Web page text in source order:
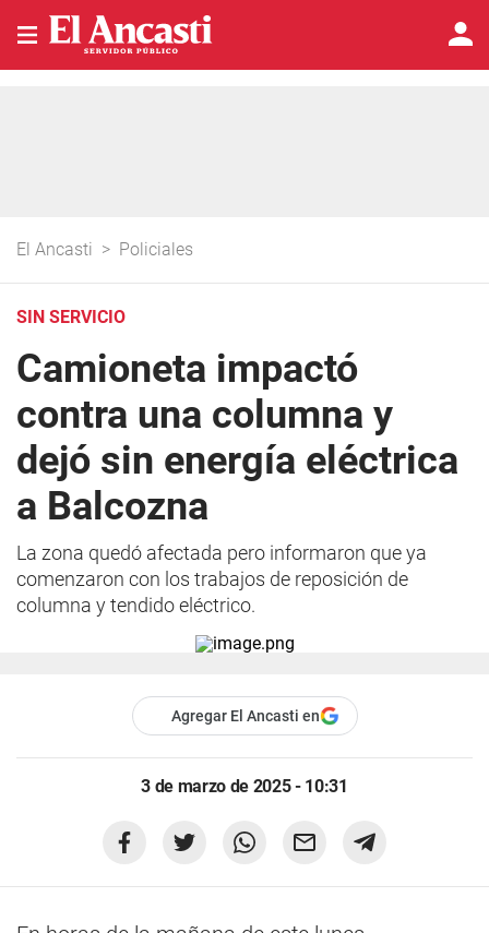
El Ancasti > Policiales
SIN SERVICIO
Camioneta impactó
contra una columna y
dejó sin energía eléctrica
a Balcozna
La zona quedó afectada pero informaron que ya
comenzaron con los trabajos de reposición de
columna y tendido eléctrico.
Agregar El Ancasti en
3 de marzo de 2025 - 10:31